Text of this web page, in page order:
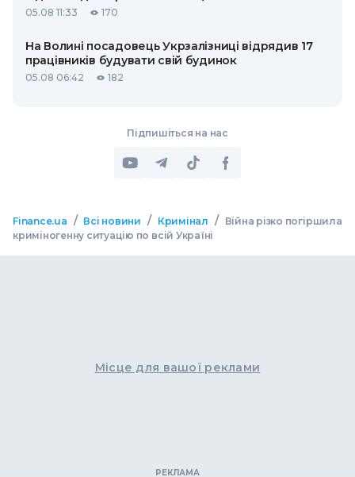
05.08 11:33 170
На Волині посадовець Укрзалізниці відрядив 17
працівників будувати свій будинок
05.08 06:42 182
Підпишіться на нас
Finance.ua / Всі новини / Кримінал /
Війна різко погіршила
криміногенну ситуацію по всій Україні
Місце для вашої реклами